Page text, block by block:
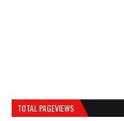
TOTAL PAGEVIEWS